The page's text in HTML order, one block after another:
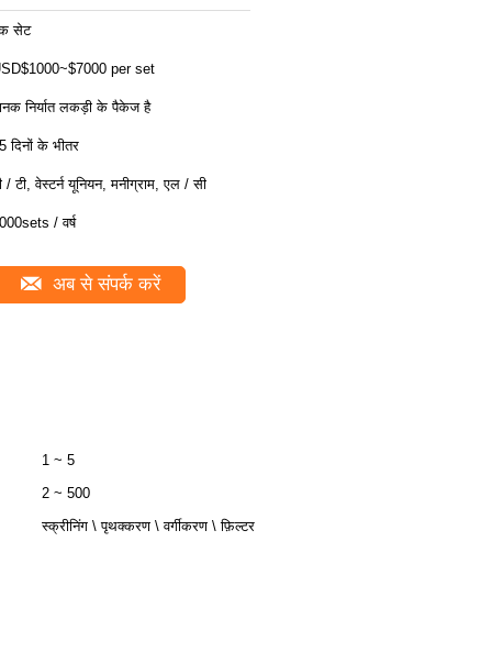
सेट
per set
निर्यात लकड़ी के पैकेज है
दिनों के भीतर
/ टी, वेस्टर्न यूनियन, मनीग्राम, एल / सी
/ वर्ष
अब से संपर्क करें
1 ~ 5
2 ~ 500
स्क्रीनिंग \ पृथक्करण \ वर्गीकरण \ फ़िल्टर